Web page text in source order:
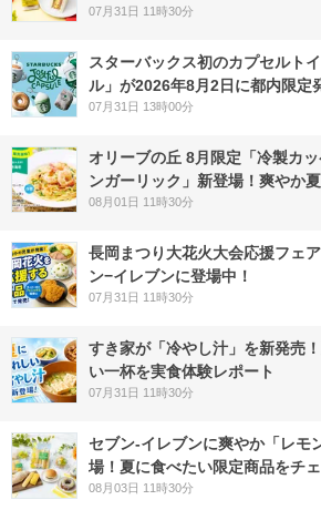
07月31日 11時30分
スターバックス初のカプセルト
ル」が2026年8月2日に都内限定
07月31日 13時00分
オリーブの丘 8月限定「冷製カ
ンガーリック」新登場！爽やか
08月01日 11時30分
長岡まつり大花火大会応援フェ
ン−イレブンに登場中！
07月31日 11時30分
すき家が「冷やし汁」を新発売
い一杯を実食体験レポート
07月31日 11時30分
セブン‐イレブンに爽やか「レモ
場！夏に食べたい限定商品をチ
08月03日 11時30分